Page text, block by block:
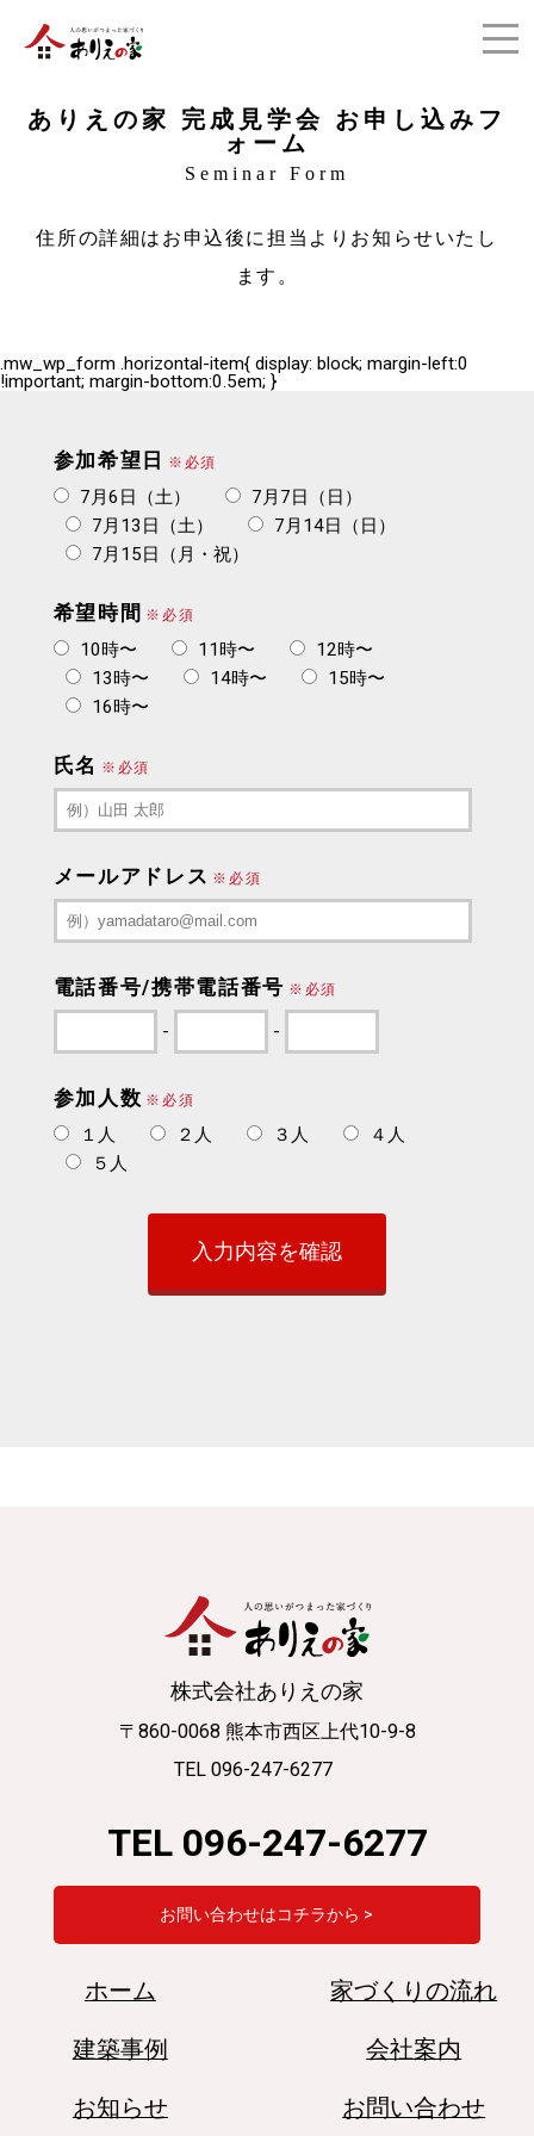
ありえの家 完成見学会 お申し込みフ
ォーム
Seminar Form
住所の詳細はお申込後に担当よりお知らせいたし
ます。
.mw_wp_form .horizontal-item{ display: block; margin-left:0
!important; margin-bottom:0.5em; }
参加希望日 ※必須
7月6日（土）
7月7日（日）
7月13日（土）
7月14日（日）
7月15日（月・祝）
希望時間 ※必須
10時〜 11時〜
12時〜
13時〜
14時〜
15時〜
16時〜
氏名 ※必須
メールアドレス ※必須
電話番号/携帯電話番号 ※必須
- -
参加人数 ※必須
１人 ２人 ３人
４人
５人
株式会社ありえの家
〒860-0068 熊本市西区上代10-9-8
TEL 096-247-6277
TEL 096-247-6277
お問い合わせはコチラから >
ホーム 家づくりの流れ
建築事例 会社案内
お知らせ お問い合わせ